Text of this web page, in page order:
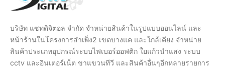
บริษัท แซทดิจิตอล จำกัด จำหน่ายสินค้าในรูปแบบออนไลน์ และ
หน้าร้านในโครงการสำเพ็ง2 เขตบางแค และใกล้เคียง จำหน่าย
สินค้าประเภทอุปกรณ์ระบบไฟเบอร์ออฟติก ใยแก้วนำแสง ระบบ
cctv และอินเตอร์เน็ต ขาแขวนทีวี และสินค้าอื่นๆอีกหลายรายการ